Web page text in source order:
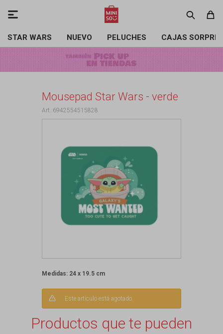
STAR WARS NUEVO PELUCHES CAJAS

Mousepad Star Wars - verde
6942554515828
Medidas: 24 x 19.5 cm
Este artículo está agotado.
Productos que te pueden